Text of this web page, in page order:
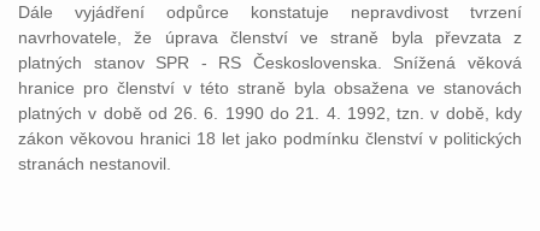
Dále vyjádření odpůrce konstatuje nepravdivost tvrzení
navrhovatele, že úprava členství ve straně byla převzata z
platných stanov SPR - RS Československa. Snížená věková
hranice pro členství v této straně byla obsažena ve stanovách
platných v době od 26. 6. 1990 do 21. 4. 1992, tzn. v době, kdy
zákon věkovou hranici 18 let jako podmínku členství v politických
stranách nestanovil.